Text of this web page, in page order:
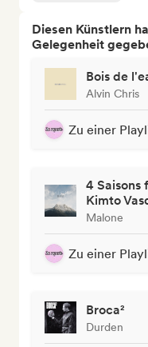
Diesen Künstlern
Gelegenheit
Bois de
Alvin Chris
Zu einer
4 Saisons
Kimto
Malone
Zu einer
Broca²
Durden